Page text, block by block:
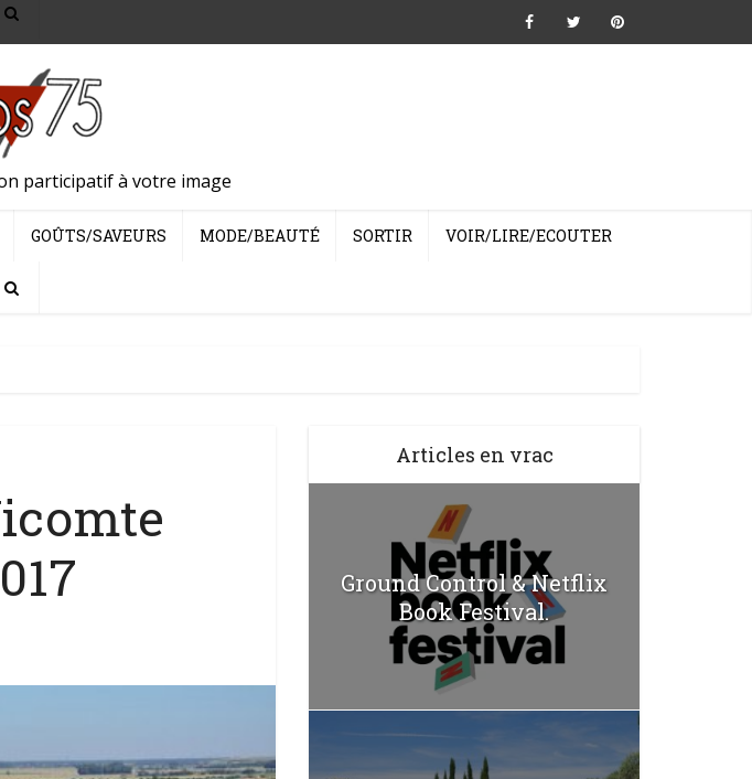
participatif à votre image
GOÛTS/SAVEURS MODE/BEAUTÉ SORTIR VOIR/LIRE/ECOUTER
Articles en vrac
Ground Control & Netflix
Book Festival.